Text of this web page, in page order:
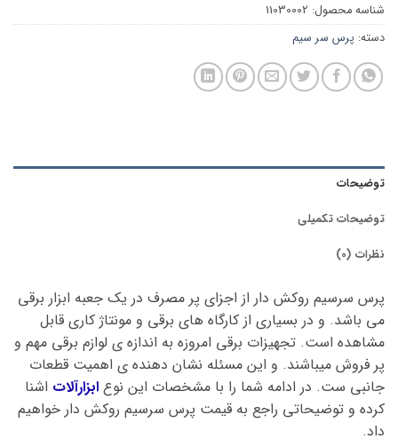
شناسه محصول: 11030002
دسته: پرس سر سیم
توضیحات
توضیحات تکمیلی
نظرات (0)
پرس سرسیم روکش دار از اجزای پر مصرف در یک جعبه ابزار برقی
می باشد. و در بسیاری از کارگاه های برقی و مونتاژ کاری قابل
مشاهده است. تجهیزات برقی امروزه به اندازه ی لوازم برقی مهم و
پر فروش میباشند. و این مسئله نشان دهنده ی اهمیت قطعات
جانبی ست. در ادامه شما را با مشخصات این نوع ابزارآلات اشنا
کرده و توضیحاتی راجع به قیمت پرس سرسیم روکش دار خواهیم
داد.